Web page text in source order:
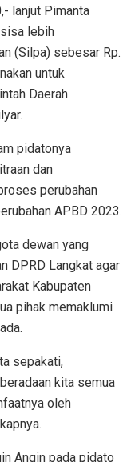
lanjut Pimanta
lebih
(Silpa) sebesar Rp.
untuk
Daerah
pidatonya
dan
perubahan
APBD 2023.
dewan yang
DPRD Langkat agar
Kabupaten
pihak memaklumi
sepakati,
kita semua
oleh
Angin pada pidato